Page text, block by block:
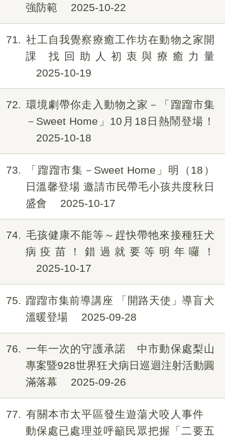
強防範
2025-10-22
71
社工自我覺察療癒工作坊在動物之家開
課 找回助人初衷與療癒力量
2025-10-19
72
環境劇帶你走入動物之家－「蹓蹓市集
－Sweet Home」10月18日熱鬧登場！
2025-10-18
73
「蹓蹓市集－Sweet Home」明（18）
日溫馨登場 邀請市民帶毛小孩共度秋日
盛會
2025-10-17
74
毛孩健康不能等～趕快帶牠來接種狂犬
病疫苗！錯過就要等明年囉！
2025-10-17
75
蹓蹓市集前導講座 「開路天使」導盲犬
溫暖登場
2025-09-28
76
一年一次的守護承諾 中市動保處梨山
專案暨928世界狂犬病日巡迴注射活動圓
滿落幕
2025-09-26
77
有關本市太平區發生遊蕩犬咬人事件
動保處已處理並呼籲民眾把握「二要五